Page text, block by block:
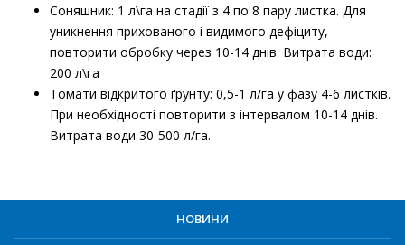
Соняшник: 1 л\га на стадії з 4 по 8 пару листка. Для
уникнення прихованого і видимого дефіциту,
повторити обробку через 10-14 днів. Витрата води:
200 л\га
Томати відкритого ґрунту: 0,5-1 л/га у фазу 4-6 листків.
При необхідності повторити з інтервалом 10-14 днів.
Витрата води 30-500 л/га.
НОВИНИ